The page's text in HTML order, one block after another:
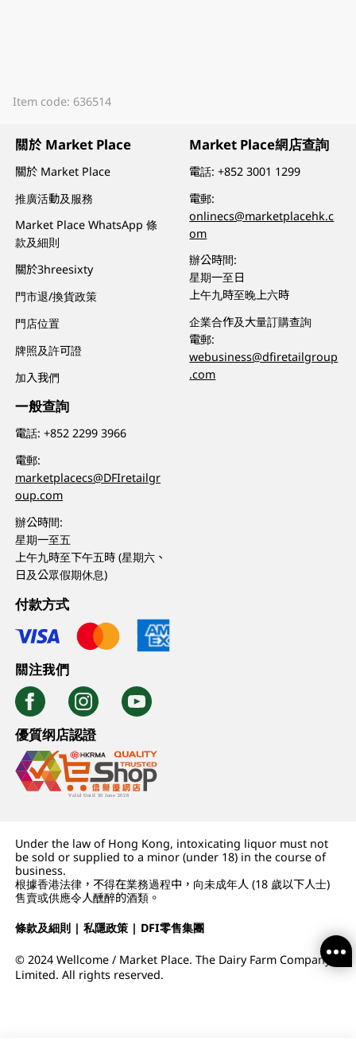
Item code: 636514
關於 Market Place
關於 Market Place
推廣活動及服務
Market Place WhatsApp 條
款及細則
關於3hreesixty
門市退/換貨政策
門店位置
牌照及許可證
加入我們
一般查詢
電話:+852 2299 3966
電郵:
marketplacecs@DFIretailgr
oup.com
辦公時間:
星期一至五
上午九時至下午五時 (星期六、
日及公眾假期休息)
Market Place網店查詢
電話:+852 3001 1299
電郵:
onlinecs@marketplacehk.c
om
辦公時間:
星期一至日
上午九時至晚上六時
企業合作及大量訂購查詢
電郵:
webusiness@dfiretailgroup
.com
付款方式
關注我們
優質纲店認證
Under the law of Hong Kong, intoxicating liquor must not
be sold or supplied to a minor (under 18) in the course of
business.
根據香港法律，不得在業務過程中，向未成年人 (18 歲以下人士)
售賣或供應令人醺醉的酒類。
條款及細則 |私隱政策 | DFI零售集團
© 2024 Wellcome / Market Place. The Dairy Farm Company
Limited. All rights reserved.